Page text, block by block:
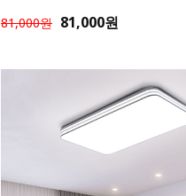
81,000원 81,000원